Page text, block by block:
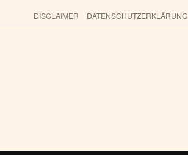
DISCLAIMER DATENSCHUTZERKLÄRUNG